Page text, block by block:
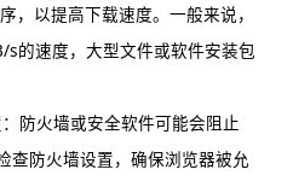
，以提高下载速度。一般来说，
的速度，大型文件或软件安装包
防火墙或安全软件可能会阻止
查防火墙设置，确保浏览器被允